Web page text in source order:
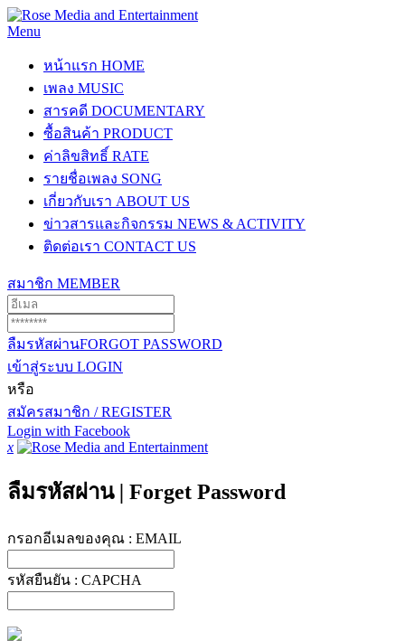
Menu
หน้าแรก HOME
เพลง MUSIC
สารคดี DOCUMENTARY
ซื้อสินค้า PRODUCT
ค่าลิขสิทธิ์ RATE
รายชื่อเพลง SONG
เกี่ยวกับเรา ABOUT US
ข่าวสารและกิจกรรม NEWS & ACTIVITY
ติดต่อเรา CONTACT US
สมาชิก MEMBER
ลืมรหัสผ่านFORGOT PASSWORD
เข้าสู่ระบบ LOGIN
หรือ
สมัครสมาชิก / REGISTER
Login with Facebook
x
ลืมรหัสผ่าน | Forget Password
กรอกอีเมลของคุณ : EMAIL
รหัสยืนยัน : CAPCHA